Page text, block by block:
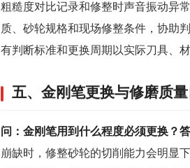
粗糙度对比记录和修整时声音振动异
质、砂轮规格和现场修整条件，协助
有判断标准和更换周期以实际刀具、
五、金刚笔更换与修磨质
问：金刚笔用到什么程度必须更换？
崩缺时，修整砂轮的切削能力会明显